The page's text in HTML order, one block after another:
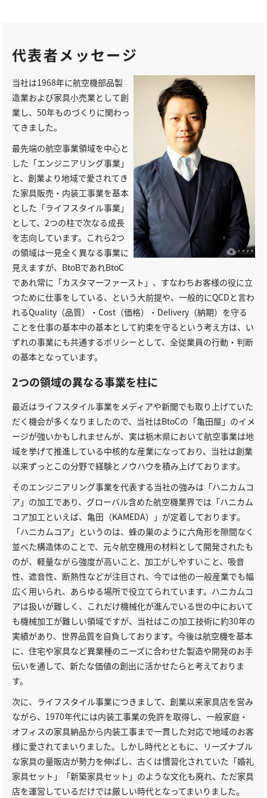
代表者メッセージ
当社は1968年に航空機部品製
造業および家具小売業として創
業し、50年ものづくりに関わっ
てきました。
最先端の航空事業領域を中心と
した「エンジニアリング事業」
と、創業より地域で愛されてき
た家具販売・内装工事業を基本
とした「ライフスタイル事業」
として、2つの柱で次なる成長
を志向しています。これら2つ
の領域は一見全く異なる事業に
見えますが、BtoBであれBtoC
であれ常に「カスタマーファースト」、すなわちお客様の役に立
つために仕事をしている、という大前提や、一般的にQCDと言わ
れるQuality（品質）・Cost（価格）・Delivery（納期）を守る
ことを仕事の基本中の基本として約束を守るという考え方は、い
ずれの事業にも共通するポリシーとして、全従業員の行動・判断
の基本となっています。
2つの領域の異なる事業を柱に
最近はライフスタイル事業をメディアや新聞でも取り上げていた
だく機会が多くなりましたので、当社はBtoCの「亀田屋」のイメ
ージが強いかもしれませんが、実は栃木県において航空事業は地
域を挙げて推進している中核的な産業になっており、当社は創業
以来ずっとこの分野で経験とノウハウを積み上げております。
そのエンジニアリング事業を代表する当社の強みは「ハニカムコ
ア」の加工であり、グローバル含めた航空機業界では「ハニカム
コア加工といえば、亀田（KAMEDA）」が定着しております。
「ハニカムコア」というのは、蜂の巣のように六角形を隙間なく
並べた構造体のことで、元々航空機用の材料として開発されたも
のが、軽量ながら強度が高いこと、加工がしやすいこと、吸音
性、遮音性、断熱性などが注目され、今では他の一般産業でも幅
広く用いられ、あらゆる場所で役立てられています。ハニカムコ
アは扱いが難しく、これだけ機械化が進んでいる世の中において
も機械加工が難しい領域ですが、当社はこの加工技術に約30年の
実績があり、世界品質を自負しております。今後は航空機を基本
に、住宅や家具など異業種のニーズに合わせた製造や開発のお手
伝いを通して、新たな価値の創出に活かせたらと考えておりま
す。
次に、ライフスタイル事業につきまして、創業以来家具店を営み
ながら、1970年代には内装工事業の免許を取得し、一般家庭・
オフィスの家具納品から内装工事まで一貫した対応で地域のお客
様に愛されてまいりました。しかし時代とともに、リーズナブル
な家具の量販店が勢力を伸ばし、古くは慣習化されていた「婚礼
家具セット」「新築家具セット」のような文化も廃れ、ただ家具
店を運営しているだけでは厳しい時代となってまいりました。